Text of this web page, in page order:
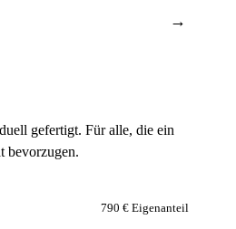
→
gefertigt. Für alle, die ein
bevorzugen.
790 € Eigenanteil